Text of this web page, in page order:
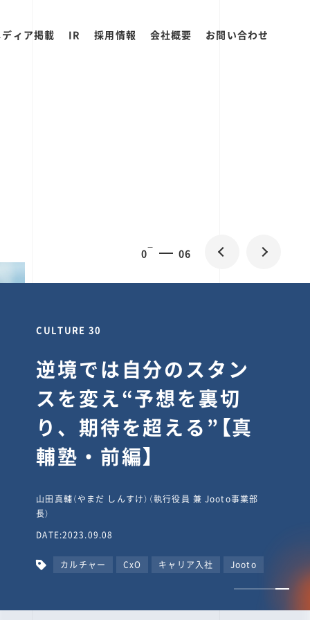
ィア掲載 IR 採用情報 会社概要 お問い合わせ
0 06
CULTURE 30
逆境では自分のスタン
スを変え“予想を裏切
り、期待を超える”【真
輔塾・前編】
山田真輔（やまだ しんすけ）（執行役員 兼 Jooto事業部
長）
DATE:2023.09.08
カルチャー CxO キャリア入社 Jooto